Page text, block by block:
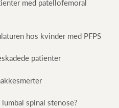
med patellofemoral
hos kvinder med PFPS
patienter
spinal stenose?